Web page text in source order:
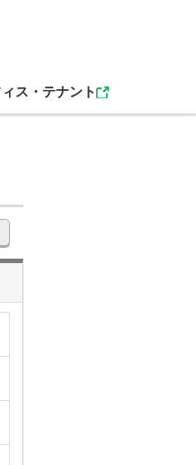
ス・テナント